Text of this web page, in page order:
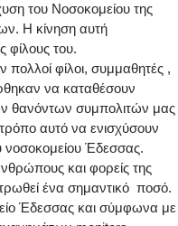
του Νοσοκομείου της
Η κίνηση αυτή
φίλους του.
πολλοί φίλοι, συμμαθητές ,
να καταθέσουν
θανόντων συμπολιτών μας
αυτό να ενισχύσουν
νοσοκομείου Έδεσσας.
και φορείς της
ένα σημαντικό ποσό.
Έδεσσας και σύμφωνα με